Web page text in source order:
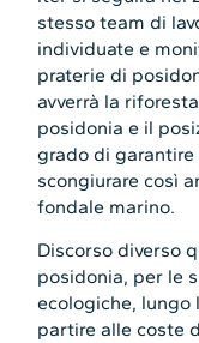
stesso team di
individuate e
praterie di
avverrà la
posidonia e il
grado di
scongiurare così
fondale marino.
Discorso diverso
posidonia, per le
ecologiche, lungo
partire alle coste